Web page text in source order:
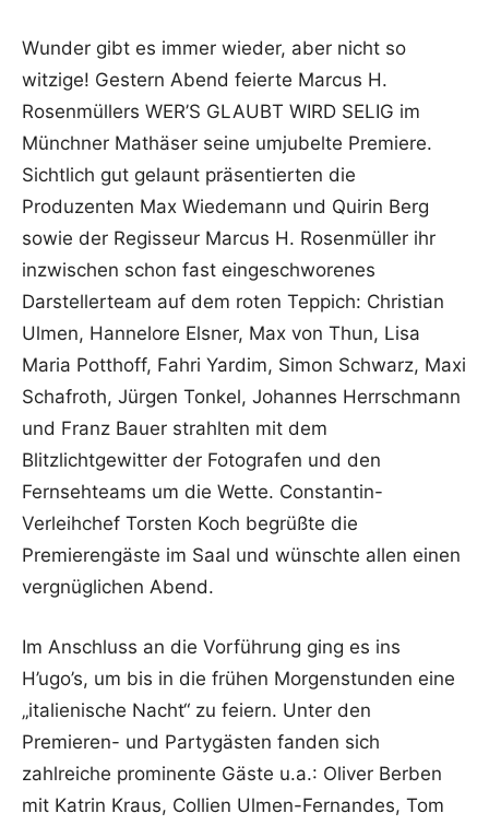
Wunder gibt es immer wieder, aber nicht so
witzige! Gestern Abend feierte Marcus H.
Rosenmüllers WER’S GLAUBT WIRD SELIG im
Münchner Mathäser seine umjubelte Premiere.
Sichtlich gut gelaunt präsentierten die
Produzenten Max Wiedemann und Quirin Berg
sowie der Regisseur Marcus H. Rosenmüller ihr
inzwischen schon fast eingeschworenes
Darstellerteam auf dem roten Teppich: Christian
Ulmen, Hannelore Elsner, Max von Thun, Lisa
Maria Potthoff, Fahri Yardim, Simon Schwarz, Maxi
Schafroth, Jürgen Tonkel, Johannes Herrschmann
und Franz Bauer strahlten mit dem
Blitzlichtgewitter der Fotografen und den
Fernsehteams um die Wette. Constantin-
Verleihchef Torsten Koch begrüßte die
Premierengäste im Saal und wünschte allen einen
vergnüglichen Abend.
Im Anschluss an die Vorführung ging es ins
H’ugo’s, um bis in die frühen Morgenstunden eine
„italienische Nacht“ zu feiern. Unter den
Premieren- und Partygästen fanden sich
zahlreiche prominente Gäste u.a.: Oliver Berben
mit Katrin Kraus, Collien Ulmen-Fernandes, Tom